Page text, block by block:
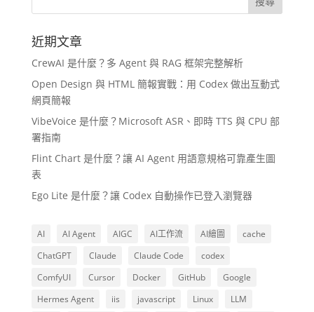
近期文章
CrewAI 是什麼？多 Agent 與 RAG 框架完整解析
Open Design 與 HTML 簡報實戰：用 Codex 做出互動式
網頁簡報
VibeVoice 是什麼？Microsoft ASR、即時 TTS 與 CPU 部
署指南
Flint Chart 是什麼？讓 AI Agent 用語意規格可靠產生圖
表
Ego Lite 是什麼？讓 Codex 自動操作已登入瀏覽器
AI AI Agent AIGC AI工作流 AI繪圖
cache
ChatGPT
Claude Claude Code
codex
ComfyUI
Cursor Docker GitHub
Google
Hermes Agent
iis javascript Linux LLM